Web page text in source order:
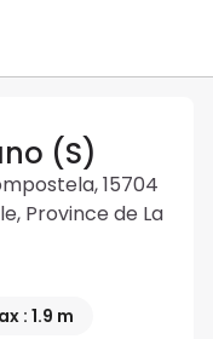
(S)
15704
Province de La
: 1.9 m